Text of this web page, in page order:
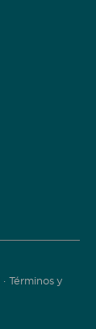
·Términos y